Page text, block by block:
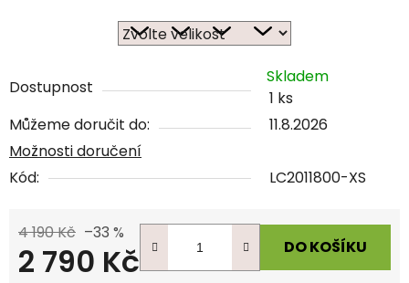
Dostupnost
Skladem
1 ks
Můžeme doručit do:
11.8.2026
Možnosti doručení
Kód:
LC2011800-XS
4 190 Kč –33 %
2 790 Kč DO KOŠÍKU